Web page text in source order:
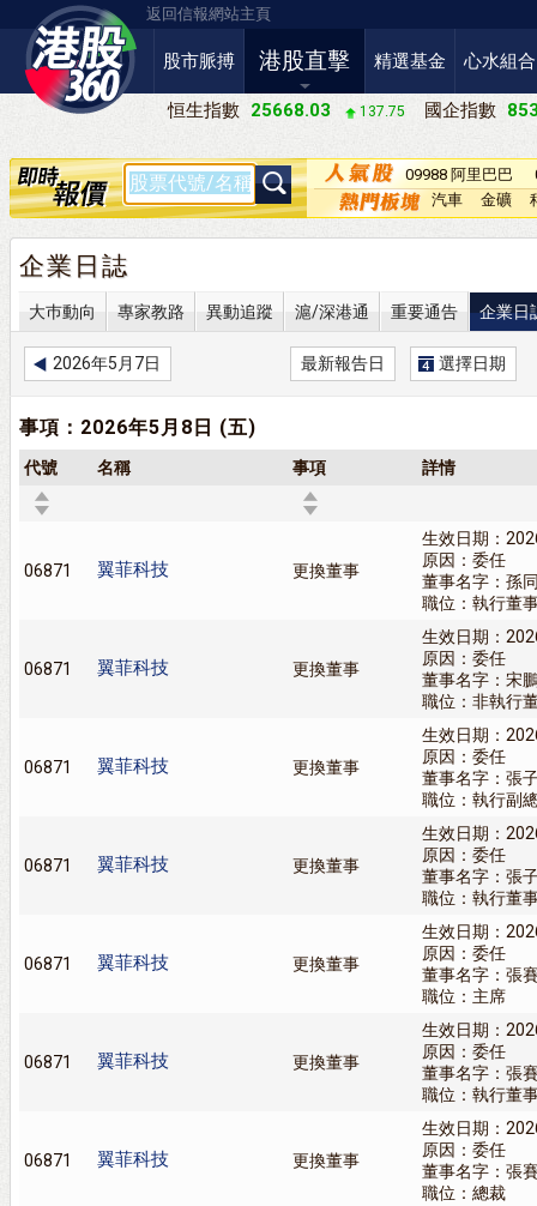
返回信報網站主頁
股市脈搏 港股直擊 精選基金 心水組合
恒生指數 25668.03 137.75 國企指數
09988 阿里巴巴
－Ｗ汽車
金礦
企業日誌
大巿動向 專家教路 異動追蹤 滬/深港通 重要通告 企業日
2026年5月7日 最新報告日 選擇日期
事項：2026年5月8日 (五)
代號 名稱 事項 詳情
06871 翼菲科技 更換董事
生效日期：
原因：委任
董事名字：孫
職位：執行董
06871 翼菲科技 更換董事
生效日期：
原因：委任
董事名字：宋
職位：非執行
06871 翼菲科技 更換董事
生效日期：
原因：委任
董事名字：張
職位：執行副
06871 翼菲科技 更換董事
生效日期：
原因：委任
董事名字：張
職位：執行董
06871 翼菲科技 更換董事
生效日期：
原因：委任
董事名字：張
職位：主席
06871 翼菲科技 更換董事
生效日期：
原因：委任
董事名字：張
職位：執行董
06871 翼菲科技 更換董事
生效日期：
原因：委任
董事名字：張
職位：總裁